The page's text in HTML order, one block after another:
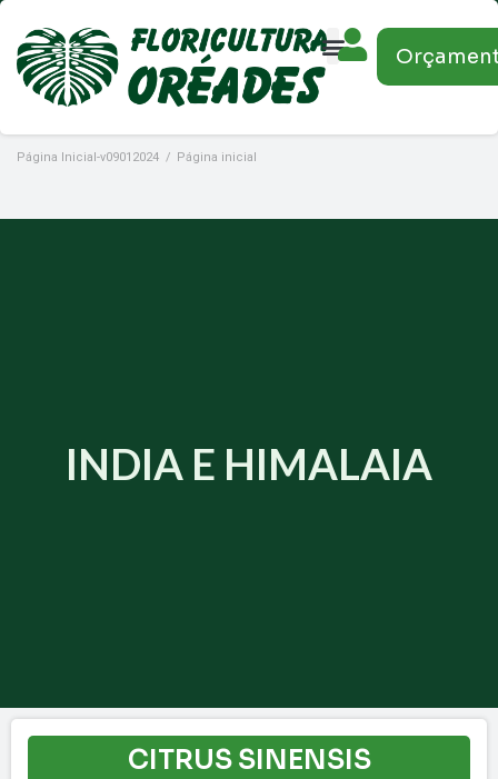
Página Inicial-v09012024 / Página inicial
INDIA E HIMALAIA
CITRUS SINENSIS